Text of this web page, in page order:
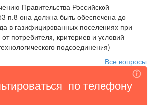
Правительства Российской
п.8 она должна быть обеспечена до
в газифицированных поселениях при
потребителя, критериев и условий
подсоединения)
Все вопросы